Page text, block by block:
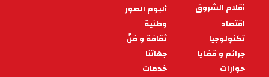
PIED
DE
PAGE
أقلام الشروق
ألبوم الصور
اقتصاد
وطنية
تكنولوجيا
ثقافة و فنّ
جرائم و قضايا
جهاتنا
حوارات
خدمات